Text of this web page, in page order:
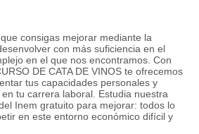
consigas mejorar mediante la
con más suficiencia en el
en el que nos encontramos. Con
DE CATA DE VINOS te ofrecemos
tus capacidades personales y
tu carrera laboral. Estudia nuestra
Inem gratuito para mejorar: todos lo
en este entorno económico difícil y